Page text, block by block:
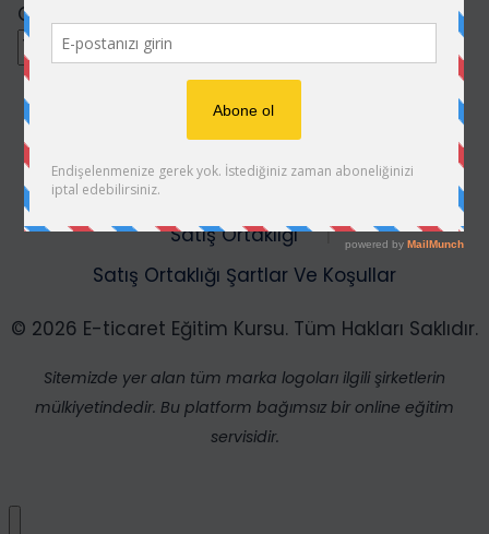
Current ye@r
Gizlilik Politikası ve KVKK
Satış Ortaklığı
Satış Ortaklığı Şartlar Ve Koşullar
© 2026 E-ticaret Eğitim Kursu. Tüm Hakları Saklıdır.
Sitemizde yer alan tüm marka logoları ilgili şirketlerin
mülkiyetindedir. Bu platform bağımsız bir online eğitim
servisidir.